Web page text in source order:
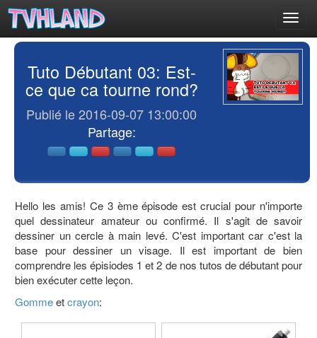
Tuto Débutant 03: Est-
ce que ca tourne rond?
Publié le 2016-09-07 13:00:00
Partage:
Hello les amis! Ce 3 ème épisode est crucial pour n'importe
quel dessinateur amateur ou confirmé. Il s'agit de savoir
dessiner un cercle à main levé. C'est important car c'est la
base pour dessiner un visage. Il est important de bien
comprendre les épisiodes 1 et 2 de nos tutos de débutant pour
bien exécuter cette leçon.
Gommeetcrayon: